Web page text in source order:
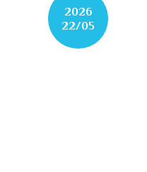
2026
22/05